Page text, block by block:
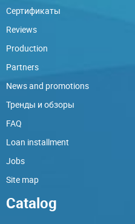
Сертификаты
Reviews
Production
Partners
News and promotions
Тренды и обзоры
FAQ
Loan installment
Jobs
Site map
Catalog